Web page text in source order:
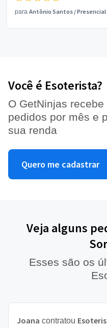
para Antônio Santos /Presencial
Você é Esoterista?
O GetNinjas
pedidos por mês e
sua renda
Quero me cadastrar
Veja alguns
Esses são os
Joana contratou